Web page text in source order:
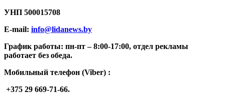
УНП 500015708
E-mail: info@lidanews.by
График работы: пн-пт –8:00-17:00, отдел рекламы
работает без обеда.
Мобильный телефон (Viber) :
+375 29 669-71-66.